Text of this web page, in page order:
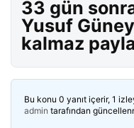
33 gün
Yusuf
kalmaz
Bu konu 0 yanıt içerir, 1
admin tarafından